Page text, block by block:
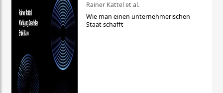
Rainer Kattel et al.
Wie man einen unternehmerischen
Staat schafft